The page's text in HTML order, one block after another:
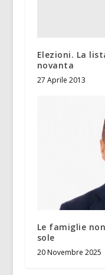
Elezioni. La
novanta
27 Aprile 2013
Le famiglie
sole
20 Novembre 2025